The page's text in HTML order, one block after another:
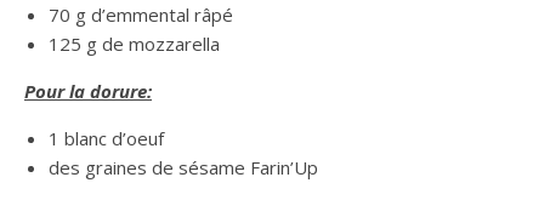
70 g d’emmental râpé
125 g de mozzarella
Pour la dorure:
1 blanc d’oeuf
des graines de sésame Farin’Up